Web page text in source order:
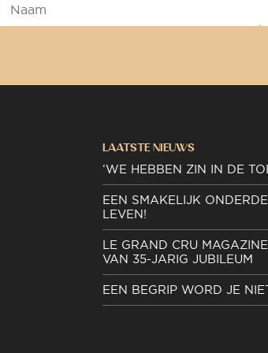
LAATSTE NIEUWS
‘WE HEBBEN ZIN IN DE
EEN SMAKELIJK
LEVEN!
LE GRAND CRU
VAN 35-JARIG JUBILEUM
EEN BEGRIP WORD JE